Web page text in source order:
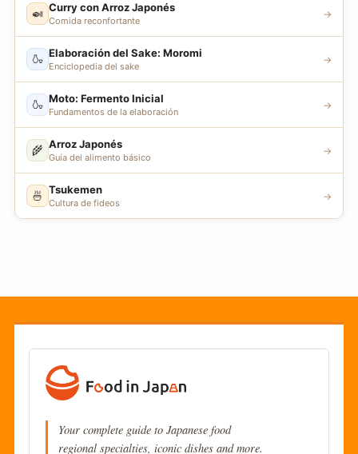
🍛 Curry con Arroz Japonés
Comida reconfortante
→
🍶 Elaboración del Sake: Moromi
Enciclopedia del sake
→
🍶 Moto: Fermento Inicial
Fundamentos de la elaboración
→
🌾 Arroz Japonés
Guía del alimento básico
→
🍜 Tsukemen
Cultura de fideos
→
Your complete guide to Japanese food
regional specialties, iconic dishes and more.